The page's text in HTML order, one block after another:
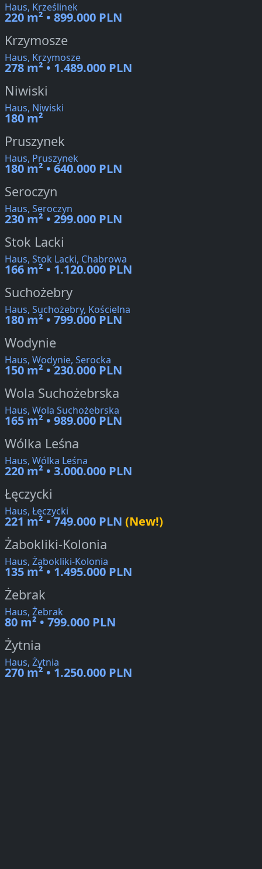
Haus, Krześlinek
220 m² • 899.000 PLN
Krzymosze
Haus, Krzymosze
278 m² • 1.489.000 PLN
Niwiski
Haus, Niwiski
180 m²
Pruszynek
Haus, Pruszynek
180 m² • 640.000 PLN
Seroczyn
Haus, Seroczyn
230 m² • 299.000 PLN
Stok Lacki
Haus, Stok Lacki, Chabrowa
166 m² • 1.120.000 PLN
Suchożebry
Haus, Suchożebry, Kościelna
180 m² • 799.000 PLN
Wodynie
Haus, Wodynie, Serocka
150 m² • 230.000 PLN
Wola Suchożebrska
Haus, Wola Suchożebrska
165 m² • 989.000 PLN
Wólka Leśna
Haus, Wólka Leśna
220 m² • 3.000.000 PLN
Łęczycki
Haus, Łęczycki
221 m² • 749.000 PLN (New!)
Żabokliki-Kolonia
Haus, Żabokliki-Kolonia
135 m² • 1.495.000 PLN
Żebrak
Haus, Żebrak
80 m² • 799.000 PLN
Żytnia
Haus, Żytnia
270 m² • 1.250.000 PLN